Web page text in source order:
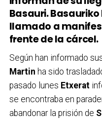
Basauri.
llamado a
frente de la cárcel.
Según han informado
Martin ha sido
pasado lunes Etxerat
se encontraba en
abandonar la prisión de